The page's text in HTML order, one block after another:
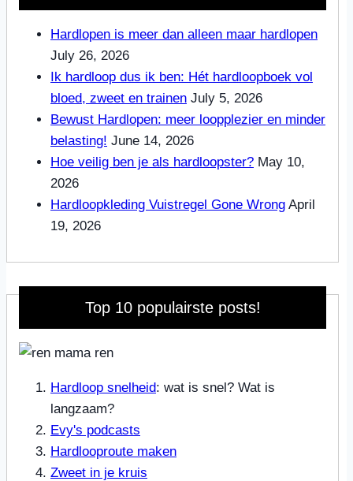
Hardlopen is meer dan alleen maar hardlopen
July 26, 2026
Ik hardloop dus ik ben: Hét hardloopboek vol
bloed, zweet en trainen July 5, 2026
Bewust Hardlopen: meer loopplezier en minder
belasting! June 14, 2026
Hoe veilig ben je als hardloopster? May 10,
2026
Hardloopkleding Vuistregel Gone Wrong April
19, 2026
Top 10 populairste posts!
Hardloop snelheid: wat is snel? Wat is
langzaam?
Evy's podcasts
Hardlooproute maken
Zweet in je kruis